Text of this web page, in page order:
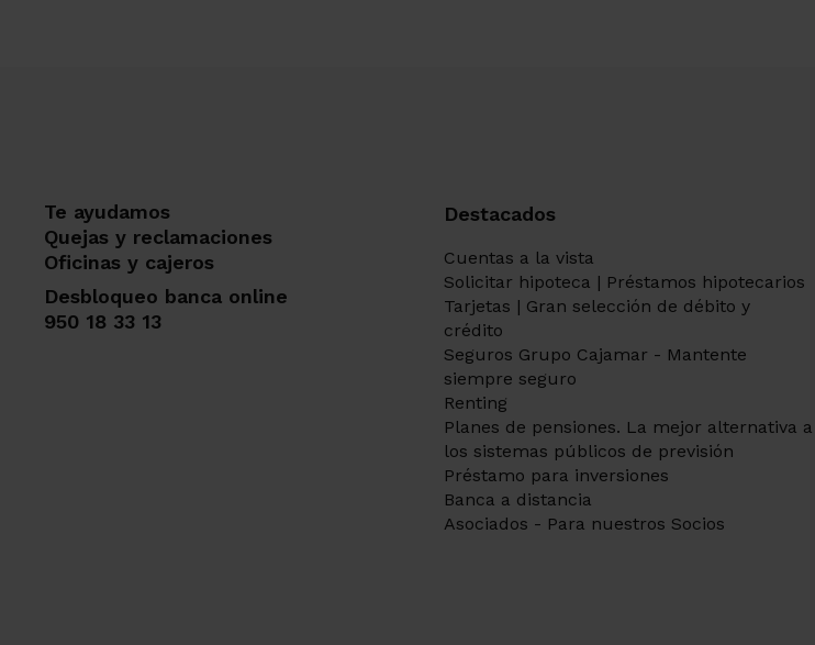
Te ayudamos
Quejas y reclamaciones
Oficinas y cajeros
Desbloqueo banca online
950 18 33 13
Destacados
Cuentas a la vista
Solicitar hipoteca | Préstamos hipotecarios
Tarjetas | Gran selección de débito y
crédito
Seguros Grupo Cajamar - Mantente
siempre seguro
Renting
Planes de pensiones. La mejor alternativa a
los sistemas públicos de previsión
Préstamo para inversiones
Banca a distancia
Asociados - Para nuestros Socios